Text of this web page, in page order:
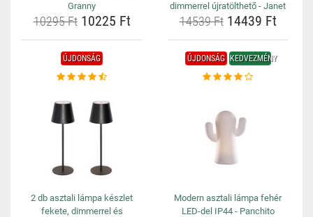
Granny
10295 Ft10225 Ft
dimmerrel újratölthető - Janet
14539 Ft14439 Ft
ÚJDONSÁG
2 db asztali lámpa készlet
fekete, dimmerrel és
ÚJDONSÁG KEDVEZMÉNY
Modern asztali lámpa fehér
LED-del IP44 - Panchito